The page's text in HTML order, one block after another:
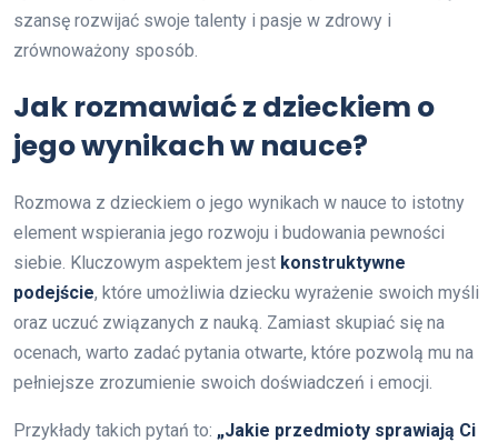
szansę rozwijać swoje talenty i pasje w zdrowy i
zrównoważony sposób.
Jak rozmawiać z dzieckiem o
jego wynikach w nauce?
Rozmowa z dzieckiem o jego wynikach w nauce to istotny
element wspierania jego rozwoju i budowania pewności
siebie. Kluczowym aspektem jest konstruktywne
podejście, które umożliwia dziecku wyrażenie swoich myśli
oraz uczuć związanych z nauką. Zamiast skupiać się na
ocenach, warto zadać pytania otwarte, które pozwolą mu na
pełniejsze zrozumienie swoich doświadczeń i emocji.
Przykłady takich pytań to: „Jakie przedmioty sprawiają Ci